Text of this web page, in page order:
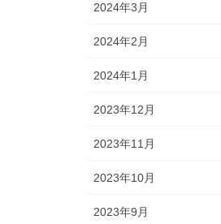
2024年3月
2024年2月
2024年1月
2023年12月
2023年11月
2023年10月
2023年9月